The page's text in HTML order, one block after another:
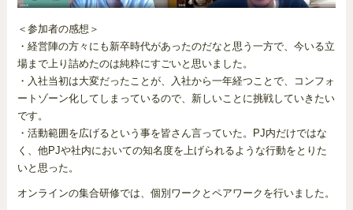
＜参加者の感想＞
・経営陣の方々にも新卒時代があったのだなと思う一方で、今いる立
場まで上り詰めたのは純粋にすごいと思いました。
・入社当初は大変だったことが、入社から一年経つことで、コンフォ
ートゾーン化してしまっているので、新しいことに挑戦していきたい
です。
・活動範囲を広げるという事を皆さん言っていた。PJ内だけではな
く、他PJや社内においての知名度を上げられるような行動をとりた
いと思った。
オンラインの集合研修では、個別ワークとペアワークを行いました。